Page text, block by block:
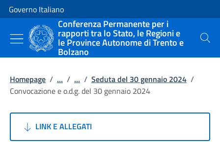
Vai al contenuto
Vai alla navigazione del sito
Governo Italiano
Conferenza Permanente per i
rapporti tra lo Stato, le Regioni e
le Province Autonome di Trento e
Bolzano
Cerca
Homepage / ... / ... / Seduta del 30 gennaio 2024 /
Convocazione e o.d.g. del 30 gennaio 2024
LINK E ALLEGATI